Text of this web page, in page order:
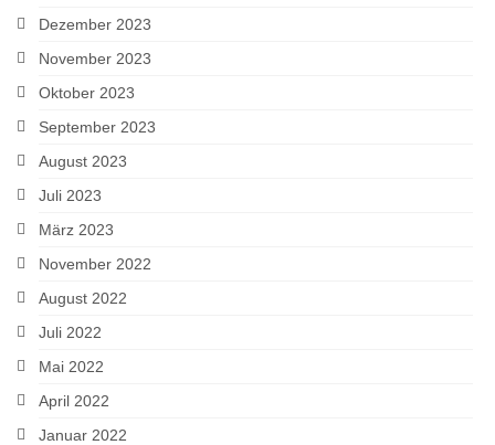
Dezember 2023
November 2023
Oktober 2023
September 2023
August 2023
Juli 2023
März 2023
November 2022
August 2022
Juli 2022
Mai 2022
April 2022
Januar 2022